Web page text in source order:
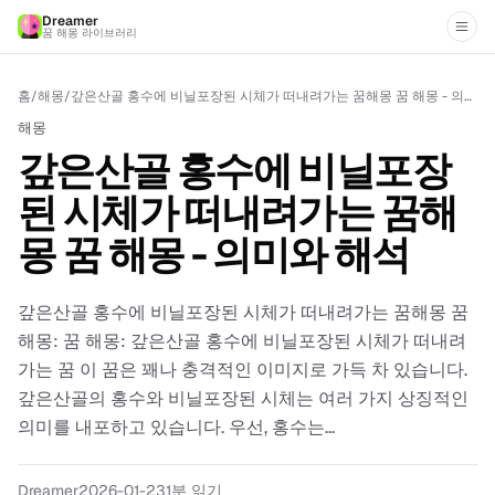
Dreamer
꿈 해몽 라이브러리
홈/해몽/ 갚은산골 홍수에 비닐포장된 시체가 떠내려가는 꿈해몽 꿈 해몽 - 의미와 해석
해몽
갚은산골 홍수에 비닐포장
된 시체가 떠내려가는 꿈해
몽 꿈 해몽 - 의미와 해석
갚은산골 홍수에 비닐포장된 시체가 떠내려가는 꿈해몽 꿈
해몽: 꿈 해몽: 갚은산골 홍수에 비닐포장된 시체가 떠내려
가는 꿈 이 꿈은 꽤나 충격적인 이미지로 가득 차 있습니다.
갚은산골의 홍수와 비닐포장된 시체는 여러 가지 상징적인
의미를 내포하고 있습니다. 우선, 홍수는...
Dreamer2026-01-231분 읽기